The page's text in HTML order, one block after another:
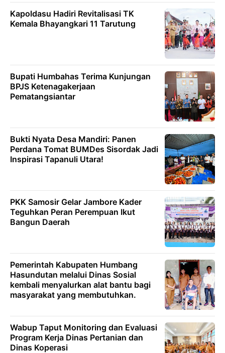
Kapoldasu Hadiri Revitalisasi TK
Kemala Bhayangkari 11 Tarutung
Bupati Humbahas Terima Kunjungan
BPJS Ketenagakerjaan
Pematangsiantar
Bukti Nyata Desa Mandiri: Panen
Perdana Tomat BUMDes Sisordak Jadi
Inspirasi Tapanuli Utara!
PKK Samosir Gelar Jambore Kader
Teguhkan Peran Perempuan Ikut
Bangun Daerah
Pemerintah Kabupaten Humbang
Hasundutan melalui Dinas Sosial
kembali menyalurkan alat bantu bagi
masyarakat yang membutuhkan.
Wabup Taput Monitoring dan Evaluasi
Program Kerja Dinas Pertanian dan
Dinas Koperasi